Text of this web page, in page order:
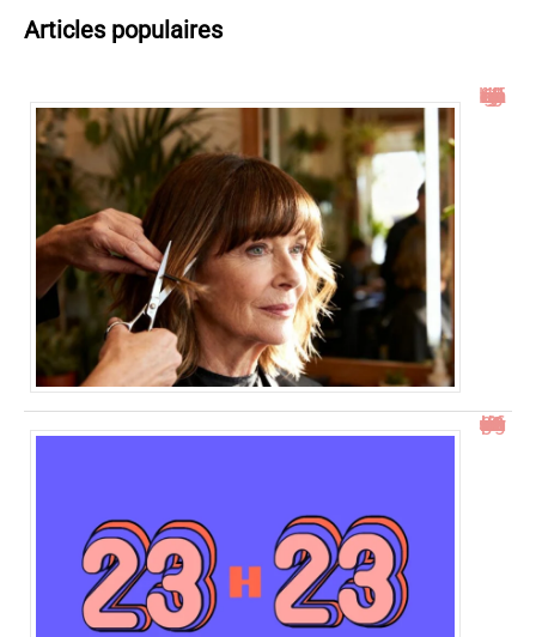
Articles populaires
Idées de coupe cheveux mi long dégradé effilé avec frange à 60 ans
23h23 signification : découvrez son impact et ses messages